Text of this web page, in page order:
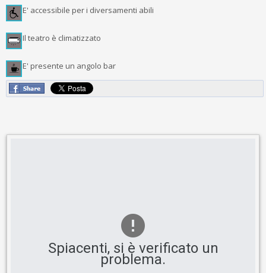
E' accessibile per i diversamenti abili
Il teatro è climatizzato
E' presente un angolo bar
Spiacenti, si è verificato un
problema.